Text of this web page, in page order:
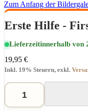
Zum Anfang der
Erste Hilfe -
Lieferzeitinnerhalb von
19,95 €
Inkl. 19% Steuern, exkl.